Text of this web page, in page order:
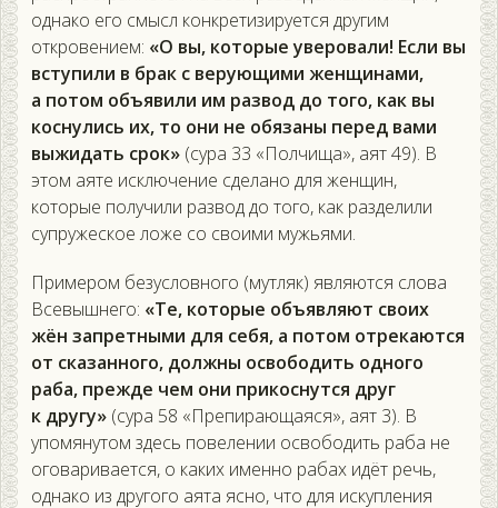
однако его смысл конкретизируется другим
откровением: «О вы, которые уверовали! Если вы
вступили в брак с верующими женщинами,
а потом объявили им развод до того, как вы
коснулись их, то они не обязаны перед вами
выжидать срок» (сура 33 «Полчища», аят 49). В
этом аяте исключение сделано для женщин,
которые получили развод до того, как разделили
супружеское ложе со своими мужьями.
Примером безусловного (мутляк) являются слова
Всевышнего: «Те, которые объявляют своих
жён запретными для себя, а потом отрекаются
от сказанного, должны освободить одного
раба, прежде чем они прикоснутся друг
к другу» (сура 58 «Препирающаяся», аят 3). В
упомянутом здесь повелении освободить раба не
оговаривается, о каких именно рабах идёт речь,
однако из другого аята ясно, что для искупления